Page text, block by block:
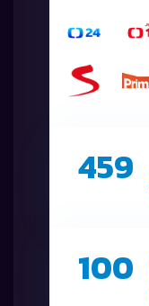
459
100